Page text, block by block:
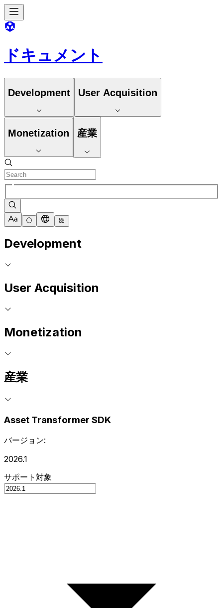
ドキュメント
Development User Acquisition
Monetization 産業
Development
User Acquisition
Monetization
産業
Asset Transformer SDK
バージョン:
2026.1
サポート対象